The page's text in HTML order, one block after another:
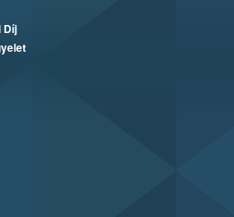
Díj